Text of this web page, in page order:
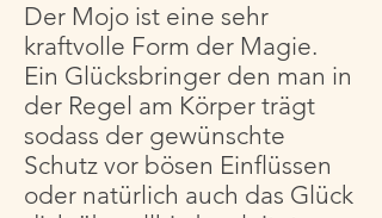
Der Mojo ist eine sehr
kraftvolle Form der Magie.
Ein Glücksbringer den man in
der Regel am Körper trägt
sodass der gewünschte
Schutz vor bösen Einflüssen
oder natürlich auch das Glück